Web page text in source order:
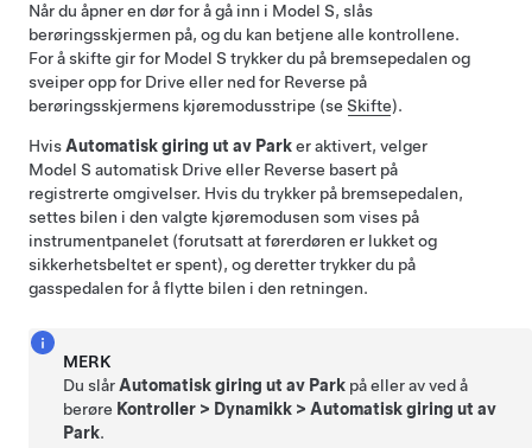
Når du åpner en dør for å gå inn i Model S, slås
berøringsskjermen på, og du kan betjene alle kontrollene.
For å skifte gir for Model S trykker du på bremsepedalen og
sveiper opp for Drive eller ned for Reverse på
berøringsskjermens kjøremodusstripe (se Skifte).
Hvis Automatisk giring ut av Parker aktivert, velger
Model S automatisk Drive eller Reverse basert på
registrerte omgivelser. Hvis du trykker på bremsepedalen,
settes bilen i den valgte kjøremodusen som vises på
instrumentpanelet (forutsatt at førerdøren er lukket og
sikkerhetsbeltet er spent), og deretter trykker du på
gasspedalen for å flytte bilen i den retningen.
MERK
Du slår Automatisk giring ut av Park på eller av ved å
berøre Kontroller > Dynamikk > Automatisk giring ut av
Park.